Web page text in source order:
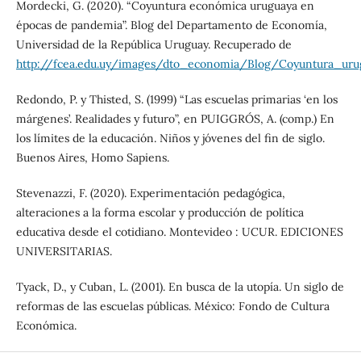
Mordecki, G. (2020). “Coyuntura económica uruguaya en
épocas de pandemia”. Blog del Departamento de Economía,
Universidad de la República Uruguay. Recuperado de
http://fcea.edu.uy/images/dto_economia/Blog/
Redondo, P. y Thisted, S. (1999) “Las escuelas primarias ‘en los
márgenes’. Realidades y futuro”, en PUIGGRÓS, A. (comp.) En
los límites de la educación. Niños y jóvenes del fin de siglo.
Buenos Aires, Homo Sapiens.
Stevenazzi, F. (2020). Experimentación pedagógica,
alteraciones a la forma escolar y producción de política
educativa desde el cotidiano. Montevideo : UCUR. EDICIONES
UNIVERSITARIAS.
Tyack, D., y Cuban, L. (2001). En busca de la utopía. Un siglo de
reformas de las escuelas públicas. México: Fondo de Cultura
Económica.